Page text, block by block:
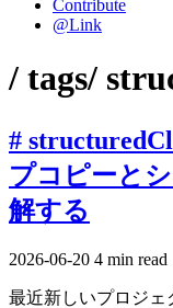
Contribute
@Link
/ tags/
#
プコピーと
解する
2026-06-20 4 min read
最近新しいプロジェ